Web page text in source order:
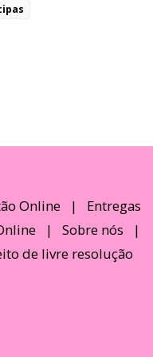
Online| Entregas
| Sobre nós |
de livre resolução